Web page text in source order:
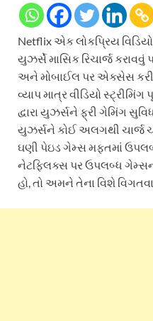
Netflix એક લોકપ્રિય
યુઝર્સે માસિક રિચાર્જ
અને મોબાઈલ પર એક્સેસ
વ્યાપ માત્ર વીડિયો
દ્વારા યુઝર્સને ફ્રી ગેમિંગ
યુઝર્સને કોઈ અલગથી ચાર્જ
ઘણી પેઇડ ગેમ્સ મફતમાં
નેટફ્લિક્સ પર ઉપલબ્ધ
હો, તો અમને તેના વિશે